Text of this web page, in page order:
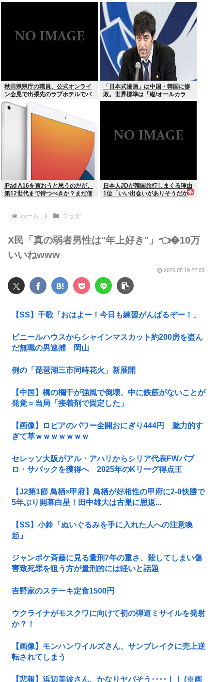
か…」
秋田県県庁の職員、公式オンライ
ン会見で出張先のラブホテルでバ
スローブを着て喫煙しながら登場
www
「日本式漫画」は中国・韓国に惨
敗。世界標準は「縦/オールカラ
ー」の”ウェブトゥーン”に
iPad A16を買おうと思うのだが、
第12世代まで待つべきか？まだ価
日本人JDが韓国旅行しまくる理由
1位「いい出会いがありそうだか
ホーム エッヂ
X民「真の弱者男性は"年上好き"」👈�10万
いいねwww
2026.05.19 22:03
【SS】千歌「おはよー！今日も練習がんばるぞー！」
ビニールハウスからシャインマスカット約200房を盗ん
だ無職の男逮捕 岡山
例の「琵琶湖三市同時花火」新展開
【中国】橋の欄干が強風で倒壊、中に鉄筋がないことが
発覚＝当局「接着剤で固定した」
【画像】ロピアのパワー全開おにぎり444円 魅力的す
ぎて草ｗｗｗｗｗｗｗ
セレッソ大阪がアル・アハリからシリア代表FWパブ
ロ・サバックを獲得へ 2025年のKリーグ得点王
【J2第1節 鳥栖×甲府】鳥栖が好相性の甲府に2-0快勝で
5年ぶり開幕白星！田中雄大は古巣に恩返...
【SS】小鈴「ぬいぐるみを手に入れた人への注意喚
起」
ジャンポケ斉藤に見る量刑7年の重さ、殺してしまい傷
害致死罪を狙う方が量刑的には軽いと話題
吉野家のステーキ定食1500円
ウクライナがモスクワに向けて初の弾道ミサイルを発射
か？！
【画像】モンハンワイルズさん、サンブレイクに売上逆
転されてしまう
【悲報】浜辺美波さん、かなりヤバそう････！！ (※画